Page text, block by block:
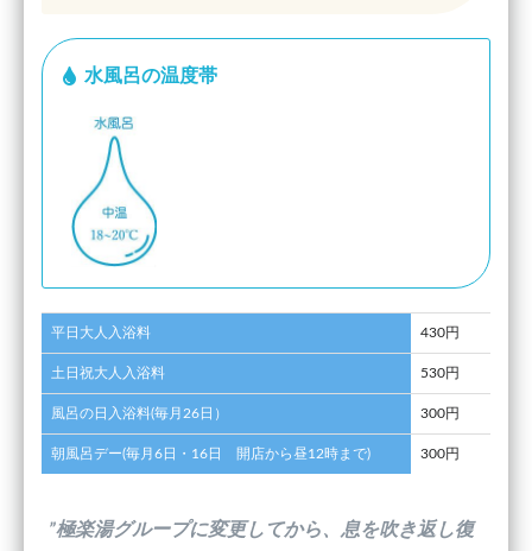
水風呂の温度帯
平日大人入浴料 430円
土日祝大人入浴料 530円
風呂の日入浴料(毎月26日） 300円
朝風呂デー(毎月6日・16日 開店から昼12時まで) 300円
”極楽湯グループに変更してから、息を吹き返し復